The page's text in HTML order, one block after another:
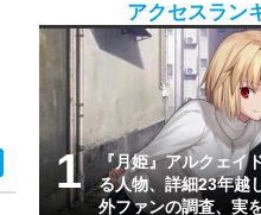
アクセスラン
『月姫』アルクェイ
る人物、詳細23年越
外ファンの調査、実